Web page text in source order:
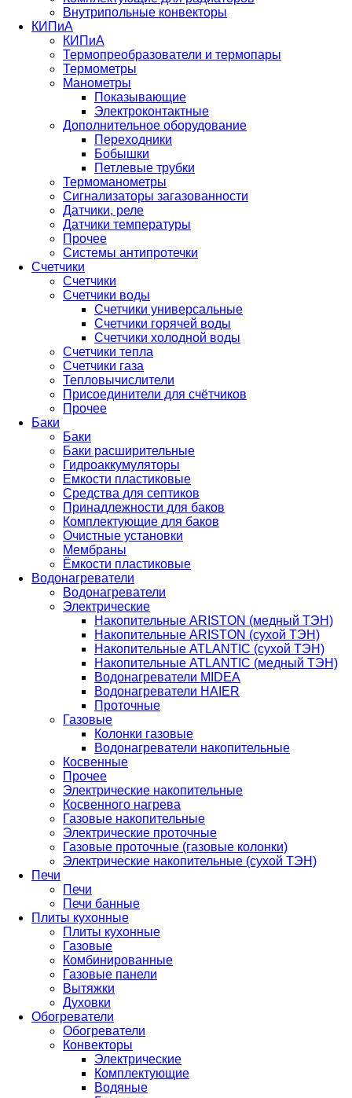
Внутрипольные конвекторы
КИПиА
КИПиА
Термопреобразователи и термопары
Термометры
Манометры
Показывающие
Электроконтактные
Дополнительное оборудование
Переходники
Бобышки
Петлевые трубки
Термоманометры
Сигнализаторы загазованности
Датчики, реле
Датчики температуры
Прочее
Системы антипротечки
Счетчики
Счетчики
Счетчики воды
Счетчики универсальные
Счетчики горячей воды
Счетчики холодной воды
Счетчики тепла
Счетчики газа
Тепловычислители
Присоединители для счётчиков
Прочее
Баки
Баки
Баки расширительные
Гидроаккумуляторы
Емкости пластиковые
Средства для септиков
Принадлежности для баков
Комплектующие для баков
Очистные установки
Мембраны
Ёмкости пластиковые
Водонагреватели
Водонагреватели
Электрические
Накопительные ARISTON (медный ТЭН)
Накопительные ARISTON (сухой ТЭН)
Накопительные ATLANTIC (сухой ТЭН)
Накопительные ATLANTIC (медный ТЭН)
Водонагреватели MIDEA
Водонагреватели HAIER
Проточные
Газовые
Колонки газовые
Водонагреватели накопительные
Косвенные
Прочее
Электрические накопительные
Косвенного нагрева
Газовые накопительные
Электрические проточные
Газовые проточные (газовые колонки)
Электрические накопительные (сухой ТЭН)
Печи
Печи
Печи банные
Плиты кухонные
Плиты кухонные
Газовые
Комбинированные
Газовые панели
Вытяжки
Духовки
Обогреватели
Обогреватели
Конвекторы
Электрические
Комплектующие
Водяные